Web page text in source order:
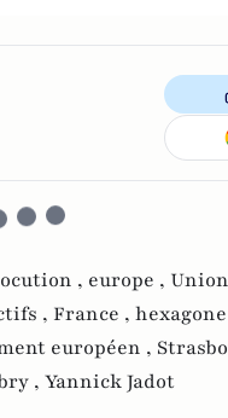
, europe ,
, France ,
européen ,
, Yannick Jadot